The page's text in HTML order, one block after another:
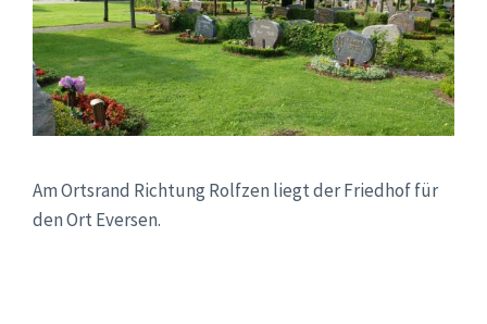
Am Ortsrand Richtung Rolfzen liegt der Friedhof für
den Ort Eversen.